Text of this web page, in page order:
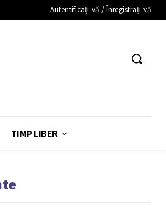
Autentificați-vă / Înregistrați-vă
TIMP LIBER